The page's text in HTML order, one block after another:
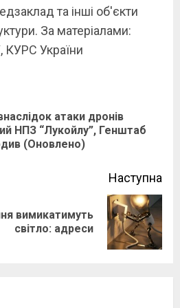
та інші об'єкти
За матеріалами:
КУРС України
атаки дронів
НПЗ “Лукойлу”, Генштаб
(Оновлено)
Наступна
вимикатимуть
світло: адреси